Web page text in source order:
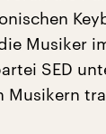
Musiker
SED
Musikern